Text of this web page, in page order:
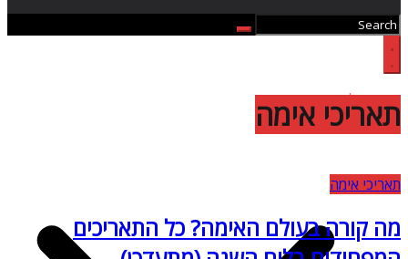
עלינו
אימה קולנועית
תאריכי אימה
תאריכי אימה
מה קורה בעולם האימה? כל התאריכים